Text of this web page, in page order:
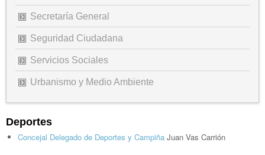
Secretaría General
Seguridad Ciudadana
Servicios Sociales
Urbanismo y Medio Ambiente
Deportes
Concejal Delegado de Deportes y Campiña Juan Vas Carrión